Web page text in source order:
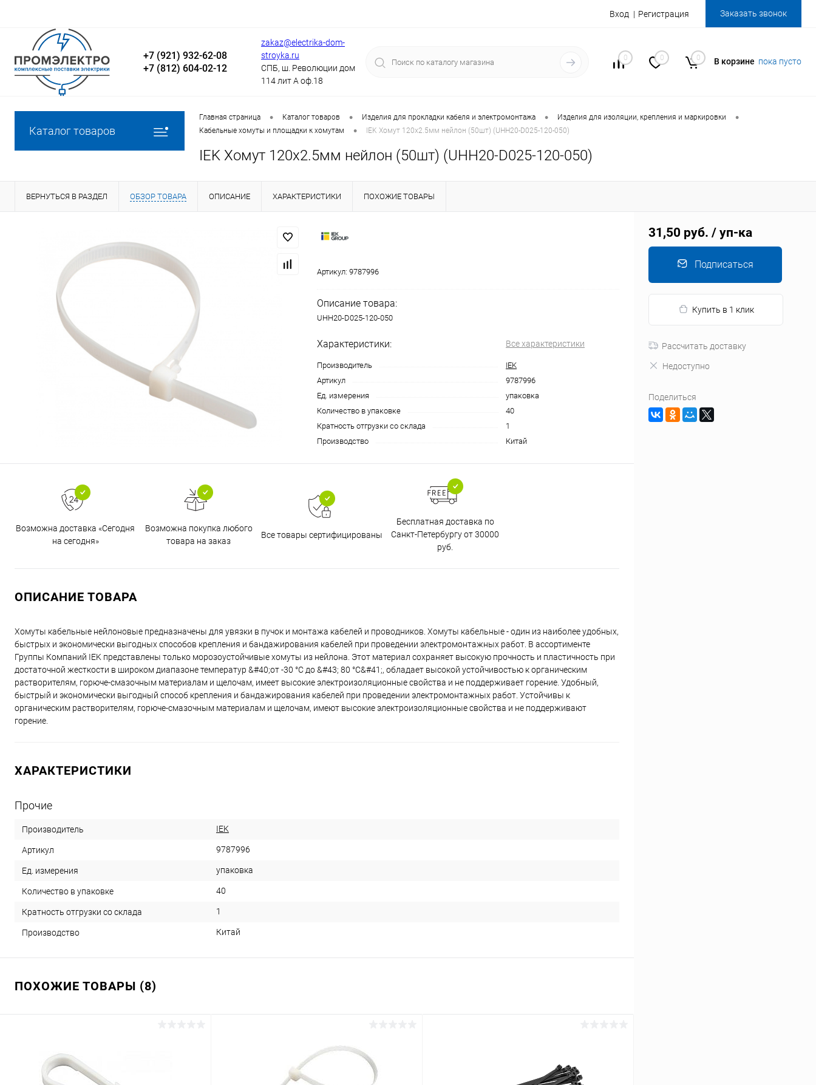
Вход Регистрация Заказать звонок
+7 (921) 932-62-08
+7 (812) 604-02-12
zakaz@electrika-dom-
stroyka.ru
СПБ, ш. Революции дом
114 лит А оф.18
0 0 0 В корзине пока пусто
Каталог товаров
Главная страница • Каталог товаров • Изделия для прокладки кабеля и электромонтажа • Изделия для изоляции, крепления и маркировки •
Кабельные хомуты и площадки к хомутам • IEK Хомут 120х2.5мм нейлон (50шт) (UHH20-D025-120-050)
IEK Хомут 120х2.5мм нейлон (50шт) (UHH20-D025-120-050)
ВЕРНУТЬСЯ В РАЗДЕЛ ОБЗОР ТОВАРА ОПИСАНИЕ ХАРАКТЕРИСТИКИ ПОХОЖИЕ ТОВАРЫ
Артикул: 9787996
Описание товара:
UHH20-D025-120-050
Характеристики: Все характеристики
Производитель
IEK
Артикул
9787996
Ед. измерения
упаковка
Количество в упаковке
40
Кратность отгрузки со склада
1
Производство
Китай
Возможна доставка «Сегодня
на сегодня»
Возможна покупка любого
товара на заказ
Все товары сертифицированы
Бесплатная доставка по
Санкт-Петербургу от 30000
руб.
ОПИСАНИЕ ТОВАРА
Хомуты кабельные нейлоновые предназначены для увязки в пучок и монтажа кабелей и проводников. Хомуты кабельные - один из наиболее удобных,
быстрых и экономически выгодных способов крепления и бандажирования кабелей при проведении электромонтажных работ. В ассортименте
Группы Компаний IEK представлены только морозоустойчивые хомуты из нейлона. Этот материал сохраняет высокую прочность и пластичность при
достаточной жесткости в широком диапазоне температур &#40;от -30 °С до &#43; 80 °С&#41;, обладает высокой устойчивостью к органическим
растворителям, горюче-смазочным материалам и щелочам, имеет высокие электроизоляционные свойства и не поддерживает горение. Удобный,
быстрый и экономически выгодный способ крепления и бандажирования кабелей при проведении электромонтажных работ. Устойчивы к
органическим растворителям, горюче-смазочным материалам и щелочам, имеют высокие электроизоляционные свойства и не поддерживают
горение.
ХАРАКТЕРИСТИКИ
Прочие
Производитель IEK
Артикул 9787996
Ед. измерения упаковка
Количество в упаковке 40
Кратность отгрузки со склада 1
Производство Китай
ПОХОЖИЕ ТОВАРЫ (8)
31,50 руб. / уп-ка
Подписаться
Купить в 1 клик
Рассчитать доставку
Недоступно
Поделиться